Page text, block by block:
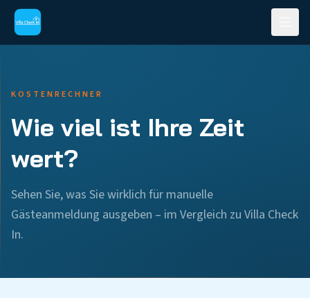
KOSTENRECHNER
Wie viel ist Ihre Zeit
wert?
Sehen Sie, was Sie wirklich für manuelle
Gästeanmeldung ausgeben – im Vergleich zu Villa Check
In.